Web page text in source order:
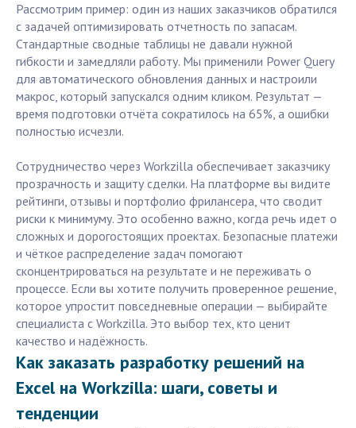
Рассмотрим пример: один из наших заказчиков обратился
с задачей оптимизировать отчетность по запасам.
Стандартные сводные таблицы не давали нужной
гибкости и замедляли работу. Мы применили Power Query
для автоматического обновления данных и настроили
макрос, который запускался одним кликом. Результат —
время подготовки отчёта сократилось на 65%, а ошибки
полностью исчезли.
Сотрудничество через Workzilla обеспечивает заказчику
прозрачность и защиту сделки. На платформе вы видите
рейтинги, отзывы и портфолио фрилансера, что сводит
риски к минимуму. Это особенно важно, когда речь идет о
сложных и дорогостоящих проектах. Безопасные платежи
и чёткое распределение задач помогают
сконцентрироваться на результате и не переживать о
процессе. Если вы хотите получить проверенное решение,
которое упростит повседневные операции — выбирайте
специалиста с Workzilla. Это выбор тех, кто ценит
качество и надёжность.
Как заказать разработку решений на
Excel на Workzilla: шаги, советы и
тенденции